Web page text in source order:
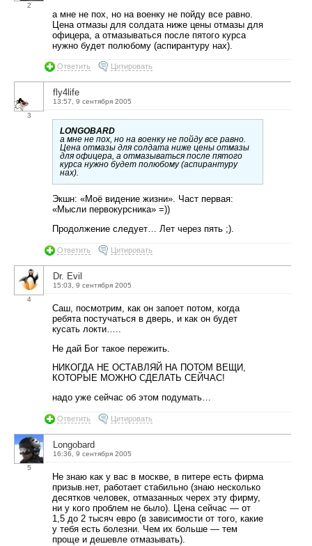
2
а мне не пох, но на военку не пойду все равно.
Цена отмазы для солдата ниже цены отмазы для
офицера, а отмазываться после пятого курса
нужно будет полюбому (аспирантуру нах).
Ответить Цитировать
3
fly4life
13:57, 9 сентября 2005
LONGOBARD
а мне не пох, но на военку не пойду все равно.
Цена отмазы для солдата ниже цены отмазы
для офицера, а отмазываться после пятого
курса нужно будет полюбому (аспирантуру
нах).
Экшн: «Моё видение жизни». Част первая:
«Мысли первокурсника» =))
Продолжение следует… Лет через пять ;).
Ответить Цитировать
4
Dr. Evil
15:03, 9 сентября 2005
Саш, посмотрим, как он запоет потом, когда
ребята постучаться в дверь, и как он будет
кусать локти…..
Не дай Бог такое пережить.
НИКОГДА НЕ ОСТАВЛЯЙ НА ПОТОМ ВЕЩИ,
КОТОРЫЕ МОЖНО СДЕЛАТЬ СЕЙЧАС!
надо уже сейчас об этом подумать…
Ответить Цитировать
5
Longobard
16:36, 9 сентября 2005
Не знаю как у вас в москве, в питере есть фирма
призыв.нет, работает стабильно (знаю несколько
десятков человек, отмазанных черех эту фирму,
ни у кого проблем не было). Цена сейчас — от
1,5 до 2 тысяч евро (в зависимости от того, какие
у тебя есть болезни. Чем их больше — тем
проще и дешевле отмазывать).